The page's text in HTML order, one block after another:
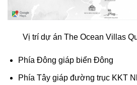
Vị trí dự án The Ocean Villas
Phía Đông giáp biển Đông
Phía Tây giáp đường trục KKT